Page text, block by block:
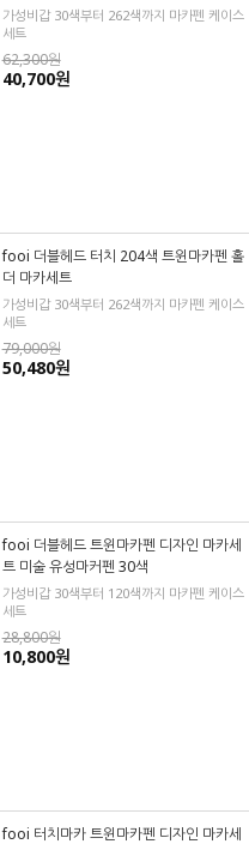
가성비갑 30색부터 262색까지 마카펜 케이스
세트
62,300원
40,700원
fooi 더블헤드 터치 204색 트윈마카펜 홀
더 마카세트
가성비갑 30색부터 262색까지 마카펜 케이스
세트
79,000원
50,480원
fooi 더블헤드 트윈마카펜 디자인 마카세
트 미술 유성마커펜 30색
가성비갑 30색부터 120색까지 마카펜 케이스
세트
28,800원
10,800원
fooi 터치마카 트윈마카펜 디자인 마카세